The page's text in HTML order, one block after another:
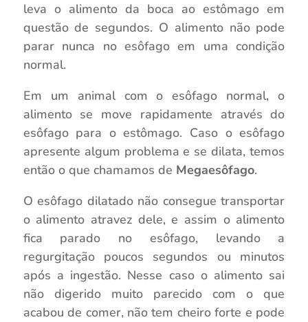
leva o alimento da boca ao estômago em
questão de segundos. O alimento não pode
parar nunca no esôfago em uma condição
normal.
Em um animal com o esôfago normal, o
alimento se move rapidamente através do
esôfago para o estômago. Caso o esôfago
apresente algum problema e se dilata, temos
então o que chamamos de Megaesôfago.
O esôfago dilatado não consegue transportar
o alimento atravez dele, e assim o alimento
fica parado no esôfago, levando a
regurgitação poucos segundos ou minutos
após a ingestão. Nesse caso o alimento sai
não digerido muito parecido com o que
acabou de comer, não tem cheiro forte e pode